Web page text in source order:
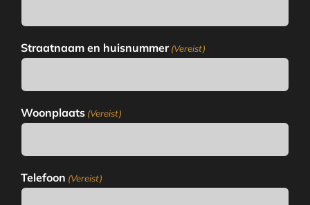
Straatnaam en huisnummer (Vereist)
Woonplaats (Vereist)
Telefoon (Vereist)